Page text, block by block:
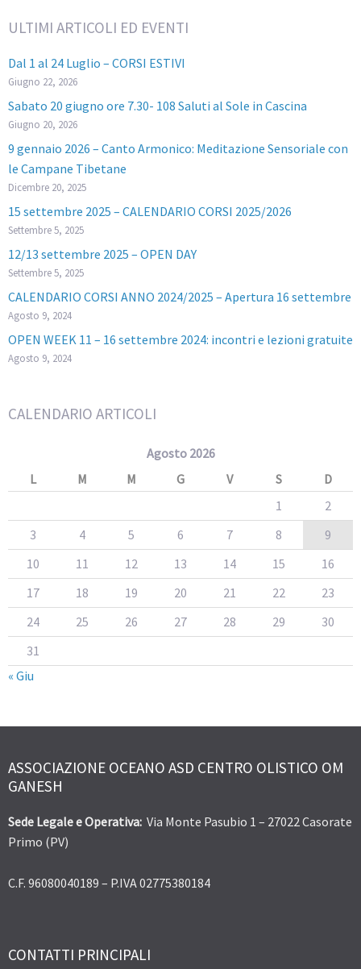
ULTIMI ARTICOLI ED EVENTI
Dal 1 al 24 Luglio – CORSI ESTIVI
Giugno 22, 2026
Sabato 20 giugno ore 7.30- 108 Saluti al Sole in Cascina
Giugno 20, 2026
9 gennaio 2026 – Canto Armonico: Meditazione Sensoriale con
le Campane Tibetane
Dicembre 20, 2025
15 settembre 2025 – CALENDARIO CORSI 2025/2026
Settembre 5, 2025
12/13 settembre 2025 – OPEN DAY
Settembre 5, 2025
CALENDARIO CORSI ANNO 2024/2025 – Apertura 16 settembre
Agosto 9, 2024
OPEN WEEK 11 – 16 settembre 2024: incontri e lezioni gratuite
Agosto 9, 2024
CALENDARIO ARTICOLI
Agosto 2026
L
M M G V S
D
1
2
3
4 5 6 7 8
9
10
11 12 13 14 15
16
17
18 19 20 21 22
23
24
25 26 27 28 29
30
31
« Giu
ASSOCIAZIONE OCEANO ASD CENTRO OLISTICO OM
GANESH
Sede Legale e Operativa: Via Monte Pasubio 1 – 27022 Casorate
Primo (PV)
C.F. 96080040189 – P.IVA 02775380184
CONTATTI PRINCIPALI